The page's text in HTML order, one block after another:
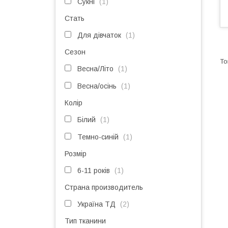
Стать
Для дівчаток 1
Сезон
Весна/Літо 1
Весна/осінь 1
Колір
Білий 1
Темно-синій 1
Розмір
6-11 років 1
Страна производитель
Україна ТД 2
Тип тканини